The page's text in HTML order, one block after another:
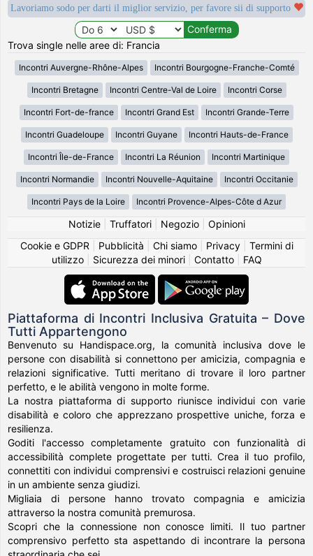
Lavoriamo sodo per darti il miglior servizio, per favore sii di supporto
Trova single nelle aree di: Francia
Incontri Auvergne-Rhône-Alpes Incontri Bourgogne-Franche-Comté
Incontri Bretagne Incontri Centre-Val de Loire Incontri Corse
Incontri Fort-de-france Incontri Grand Est Incontri Grande-Terre
Incontri Guadeloupe Incontri Guyane Incontri Hauts-de-France
Incontri Île-de-France Incontri La Réunion Incontri Martinique
Incontri Normandie Incontri Nouvelle-Aquitaine Incontri Occitanie
Incontri Pays de la Loire Incontri Provence-Alpes-Côte d Azur
Notizie| Truffatori| Negozio| Opinioni
Cookie e GDPR
Pubblicità Chi siamo| Privacy| Termini di
utilizzo| Sicurezza dei minori| Contatto| FAQ
Piattaforma di Incontri Inclusiva Gratuita – Dove
Tutti Appartengono
Benvenuto su Handispace.org, la comunità inclusiva dove le
persone con disabilità si connettono per amicizia, compagnia e
relazioni significative. Tutti meritano di trovare il loro partner
perfetto, e le abilità vengono in molte forme.
La nostra piattaforma di supporto riunisce individui con varie
disabilità e coloro che apprezzano prospettive uniche, forza e
resilienza.
Goditi l'accesso completamente gratuito con funzionalità di
accessibilità complete progettate per tutti. Crea il tuo profilo,
connettiti con individui comprensivi e costruisci relazioni genuine
in un ambiente senza giudizi.
Migliaia di persone hanno trovato compagnia e amicizia
attraverso la nostra comunità premurosa.
Scopri che la connessione non conosce limiti. Il tuo partner
comprensivo perfetto sta aspettando di incontrare la persona